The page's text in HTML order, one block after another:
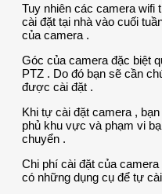
Tuy nhiên các camera wifi
cài đặt tại nhà vào cuối
của camera .
Góc của camera đặc biệt
PTZ . Do đó bạn sẽ cần
được cài đặt .
Khi tự cài đặt camera ,
phủ khu vực và phạm vi
chuyển .
Chi phí cài đặt của
có những dụng cụ để tự